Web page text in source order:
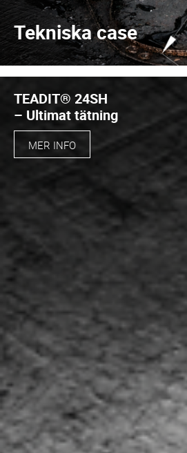
Tekniska case
TEADIT® 24SH
– Ultimat tätning
MER INFO